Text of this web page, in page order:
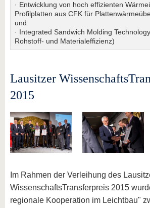
· Entwicklung von hoch effizienten
Profilplatten aus CFK für
und
· Integrated Sandwich Molding
Rohstoff- und Materialeffizienz)
Lausitzer
2015
Im Rahmen der Verleihung des
WissenschaftsTransferpreis 2015
regionale Kooperation im Leichtbau"